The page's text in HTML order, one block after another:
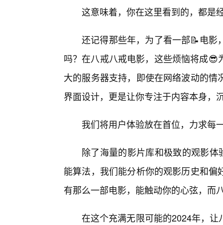
这意味着，你在这里看到的，都是
还记得那些年，为了看一部📝电影
吗？在八戒八戒电影，这些烦恼将成
大的服务器支持，即使在网络波动的
界面设计，更是让你专注于内容本身，
我们将用户体验放在首位，力求每
除了海量的影片库和极致的观影
能算法，我们能分析你的观影历史和
有那么一部电影，能触动你的心弦，而
在这个充满无限可能的2024年，